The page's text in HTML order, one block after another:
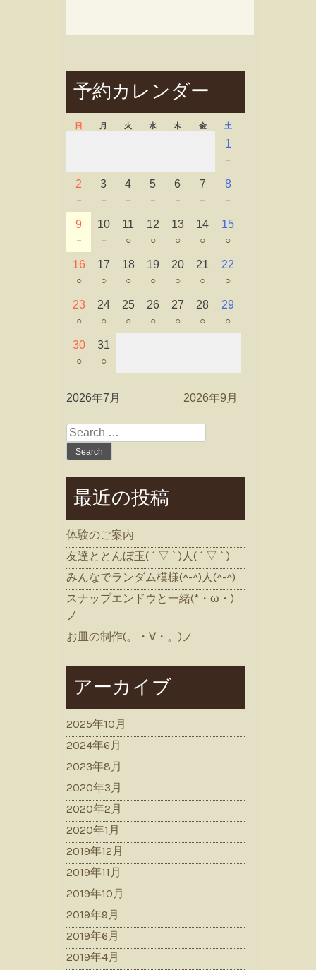
予約カレンダー
日 月 火 水 木 金 土
1
－
2
－
3
－
4
－
5
－
6
－
7
－
8
－
9
－
10
－
11
○
12
○
13
○
14
○
15
○
16
○
17
○
18
○
19
○
20
○
21
○
22
○
23
○
24
○
25
○
26
○
27
○
28
○
29
○
30
○
31
○
2026年7月 2026年9月
Search
for:
最近の投稿
体験のご案内
友達ととんぼ玉( ´ ▽ ` )人( ´ ▽ ` )
みんなでランダム模様(^-^)人(^-^)
スナップエンドウと一緒(*・ω・)
ノ
お皿の制作(。・∀・。)ノ
アーカイブ
2025年10月
2024年6月
2023年8月
2020年3月
2020年2月
2020年1月
2019年12月
2019年11月
2019年10月
2019年9月
2019年6月
2019年4月